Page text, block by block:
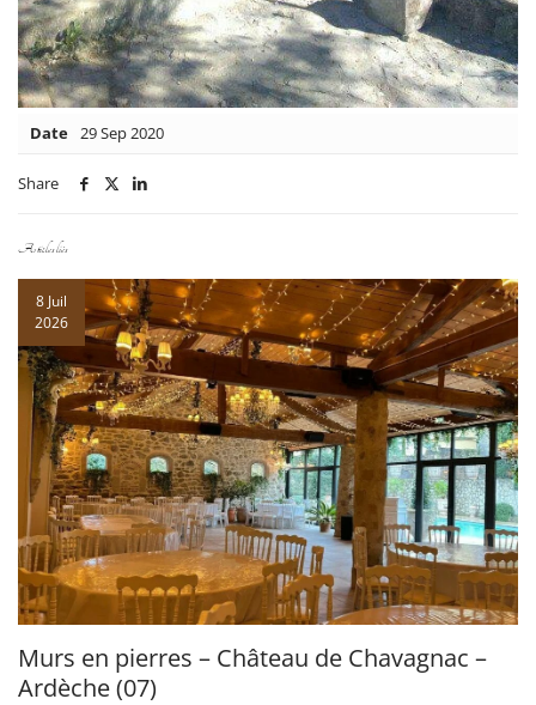
Date 29 Sep 2020
Share
Articles liés
8 Juil
2026
Murs en pierres – Château de Chavagnac –
Ardèche (07)